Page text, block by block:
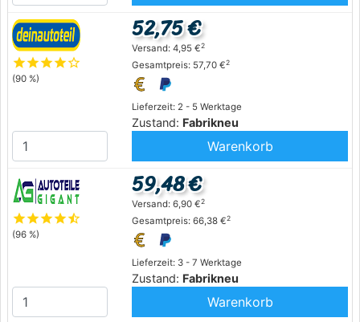
starstarstarstarstar_outline
(90 %)
Lieferzeit: 2 - 5 Werktage
Zustand: Fabrikneu
52,75 €
Versand: 4,95 €2
Gesamtpreis: 57,70 €2
Warenkorb
starstarstarstarstar_half
(96 %)
Lieferzeit: 3 - 7 Werktage
Zustand: Fabrikneu
59,48 €
Versand: 6,90 €2
Gesamtpreis: 66,38 €2
Warenkorb